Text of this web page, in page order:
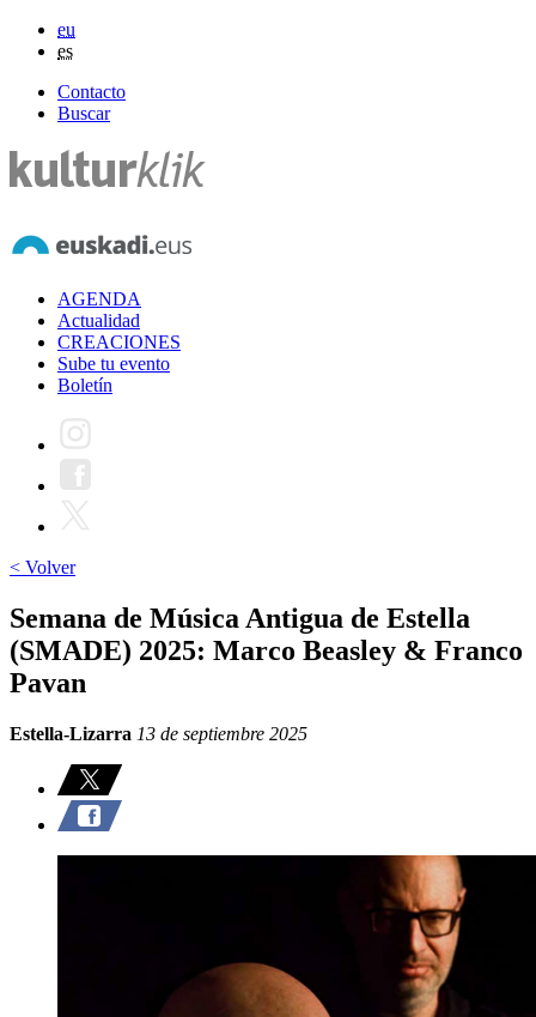
eu
es
Contacto
Buscar
AGENDA
Actualidad
CREACIONES
Sube tu evento
Boletín
< Volver
Semana de Música Antigua de Estella
(SMADE) 2025: Marco Beasley & Franco
Pavan
Estella-Lizarra 13 de septiembre 2025